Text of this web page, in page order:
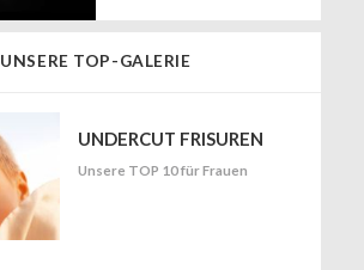
UNSERE TOP-GALERIE
UNDERCUT FRISUREN
Unsere TOP 10 für Frauen